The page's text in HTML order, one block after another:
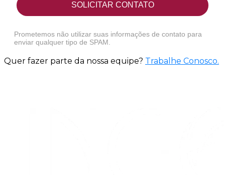
SOLICITAR CONTATO
Prometemos não utilizar suas informações de contato para
enviar qualquer tipo de SPAM.
Quer fazer parte da nossa equipe? Trabalhe Conosco.